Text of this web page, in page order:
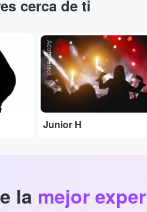
cerca de ti
Adobe Stock
Junior H
la mejor